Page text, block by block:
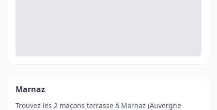
Marnaz
Trouvez les 2 maçons terrasse à Marnaz (Auvergne